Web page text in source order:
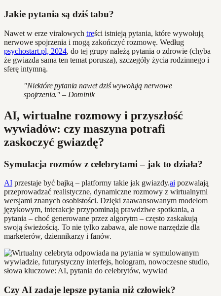
Jakie pytania są dziś tabu?
Nawet w erze viralowych treści istnieją pytania, które wywołują
nerwowe spojrzenia i mogą zakończyć rozmowę. Według
psychostart.pl, 2024, do tej grupy należą pytania o zdrowie (chyba
że gwiazda sama ten temat porusza), szczegóły życia rodzinnego i
sferę intymną.
"Niektóre pytania nawet dziś wywołują nerwowe
spojrzenia." – Dominik
AI, wirtualne rozmowy i przyszłość
wywiadów: czy maszyna potrafi
zaskoczyć gwiazdę?
Symulacja rozmów z celebrytami – jak to działa?
AI przestaje być bajką – platformy takie jak gwiazdy.ai pozwalają
przeprowadzać realistyczne, dynamiczne rozmowy z wirtualnymi
wersjami znanych osobistości. Dzięki zaawansowanym modelom
językowym, interakcje przypominają prawdziwe spotkania, a
pytania – choć generowane przez algorytm – często zaskakują
swoją świeżością. To nie tylko zabawa, ale nowe narzędzie dla
marketerów, dziennikarzy i fanów.
Czy AI zadaje lepsze pytania niż człowiek?